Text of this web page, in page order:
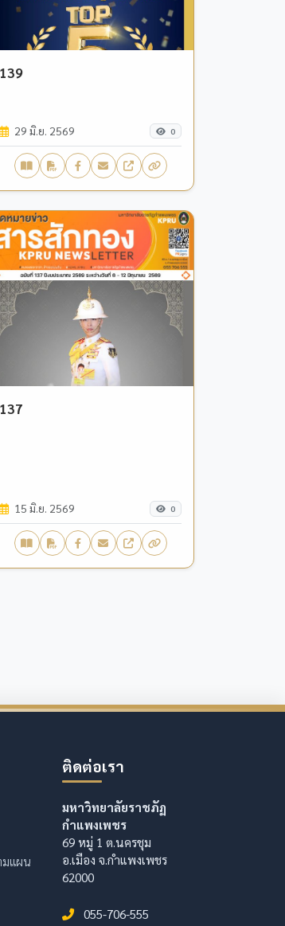
139
29 มิ.ย. 2569 0
137
15 มิ.ย. 2569 0
มแผน
ติดต่อเรา
มหาวิทยาลัยราชภัฏ
กำแพงเพชร
69 หมู่ 1 ต.นครชุม
อ.เมือง จ.กำแพงเพชร
62000
055-706-555